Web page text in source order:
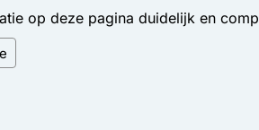
op deze pagina duidelijk en